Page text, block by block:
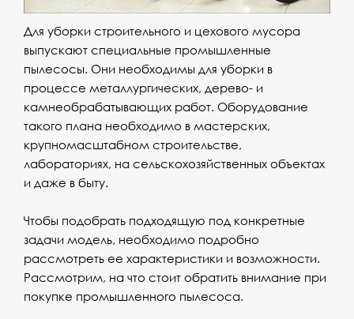
Для уборки строительного и цехового мусора
выпускают специальные промышленные
пылесосы. Они необходимы для уборки в
процессе металлургических, дерево- и
камнеобрабатывающих работ. Оборудование
такого плана необходимо в мастерских,
крупномасштабном строительстве,
лабораториях, на сельскохозяйственных объектах
и даже в быту.
Чтобы подобрать подходящую под конкретные
задачи модель, необходимо подробно
рассмотреть ее характеристики и возможности.
Рассмотрим, на что стоит обратить внимание при
покупке промышленного пылесоса.